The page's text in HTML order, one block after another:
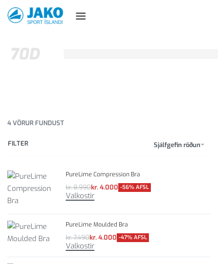
70D
4VÖRUR FUNDUST
Sjálfgefin röðun
FILTER
PureLime Compression Bra
kr.8.990kr.4.000 -56% AFSL
Valkostir
PureLime Moulded Bra
kr.7.490kr.4.000 -47% AFSL
Valkostir